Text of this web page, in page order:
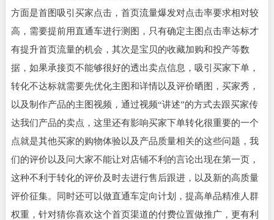
方面是首图吸引买家点击，首页流量爆发对点击率要求相对较
高，需要提前用直通车进行测图，只有确定主图点击率达标才
有提升首页流量的机会，其次是宝贝的收藏加购和投产等数
据，如果承接页不能够很好的透出卖点信息，吸引买家下单，
转化不达标就需要先优化主图和详情以及评价晒图，买家秀，
以及制作产品的主图视频，通过视频“讲述”的方式去跟买家传
达我们产品的卖点，这里还有影响买家下单转化很重要的一个
点就是其他买家的购物体验以及产品质量相关的这些问题，我
们的评价以及问大家不能让对店铺不利的言论出现在第一页，
这种不利于转化的评价及时去进行售后跟进，以及新的高质量
评价征集。同时还可以做直通车定向计划，提高单品精准人群
权重，针对猜你喜欢这个首页渠道的付费位置做推广，更有利